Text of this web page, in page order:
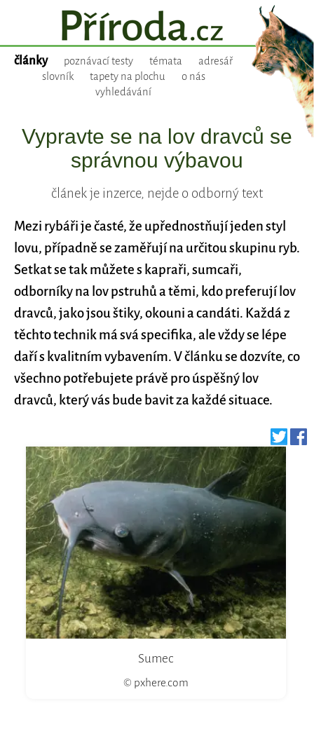
články poznávací testy témata
adresář
slovník
tapety na plochu
o nás
vyhledávání
Vypravte se na lov dravců se
správnou výbavou
článek je inzerce, nejde o odborný text
Mezi rybáři je časté, že upřednostňují jeden styl
lovu, případně se zaměřují na určitou skupinu ryb.
Setkat se tak můžete s kapraři, sumcaři,
odborníky na lov pstruhů a těmi, kdo preferují lov
dravců, jako jsou štiky, okouni a candáti. Každá z
těchto technik má svá specifika, ale vždy se lépe
daří s kvalitním vybavením. V článku se dozvíte, co
všechno potřebujete právě pro úspěšný lov
dravců, který vás bude bavit za každé situace.
Sumec
© pxhere.com